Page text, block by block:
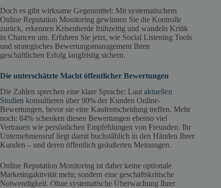
Doch es gibt wirksame Gegenmittel: Mit systematischem
Online Reputation Monitoring gewinnen Sie die Kontrolle
zurück, erkennen Krisenherde frühzeitig und wandeln Kritik
in Chancen um. Erfahren Sie jetzt, wie Social Listening Tools
und strategisches Bewertungsmanagement Ihren
geschäftlichen Erfolg langfristig sichern.
Die unterschätzte Macht öffentlicher Bewertungen
Die Zahlen sprechen eine klare Sprache: Laut aktuellen
Studien konsultieren über 90% der Kunden Online-
Bewertungen, bevor sie eine Kaufentscheidung treffen. Mehr
noch: 84% schenken diesen Bewertungen ebenso viel
Vertrauen wie persönlichen Empfehlungen von Freunden. Ihr
Unternehmensruf liegt damit buchstäblich in den Händen Ihrer
Kunden – und deren öffentlich geäußerten Meinungen.
Online Reputation Monitoring ist daher keine optionale
Marketingaktivität mehr, sondern eine geschäftskritische
Notwendigkeit. Ohne systematische Überwachung Ihrer